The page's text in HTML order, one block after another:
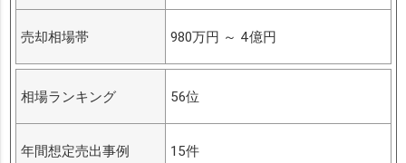
売却相場帯 980万円 ～ 4億円
相場ランキング 56位
年間想定売出事例 15件